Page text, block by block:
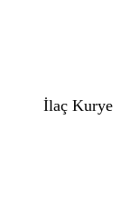
İlaç Kurye